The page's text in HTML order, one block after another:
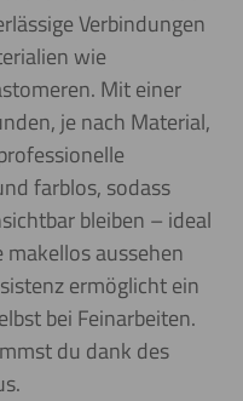
Verbindungen
wie
Mit einer
je nach Material,
farblos, sodass
bleiben – ideal
aussehen
ermöglicht ein
bei Feinarbeiten.
du dank des